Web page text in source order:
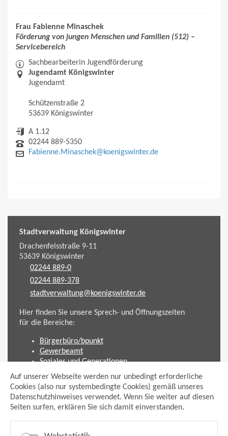
Auf unserer Webseite werden nur unbedingt erforderliche
Cookies (also nur systembedingte Cookies) gemäß unseres
Datenschutzhinweises verwendet. Wenn Sie weiter auf diesen
Seiten surfen, erklären Sie sich damit einverstanden.
Frau Fabienne Minaschek
Förderung von jungen Menschen und Familien (512) –
Servicebereich
Sachbearbeiterin Jugendförderung
Jugendamt Königswinter
Jugendamt
Schützenstraße 2
53639 Königswinter
A 1.12
02244 889-5350
Fabienne.Minaschek@koenigswinter.de
Stadtverwaltung Königswinter
Drachenfelsstraße 9-11
53639Königswinter
02244 889-0
02244 889-378
stadtverwaltung@koenigswinter.de
Hier finden Sie unsere Sprech- und Öffnungszeiten
für die Bereiche:
Bürgerbüro/bpunkt
Gewerbeamt
Soziales und Generationen
Standesamt
Friedhofsverwaltung
Planen und Bauen (Bauamt)
Impressum
Datenschutzhinweis